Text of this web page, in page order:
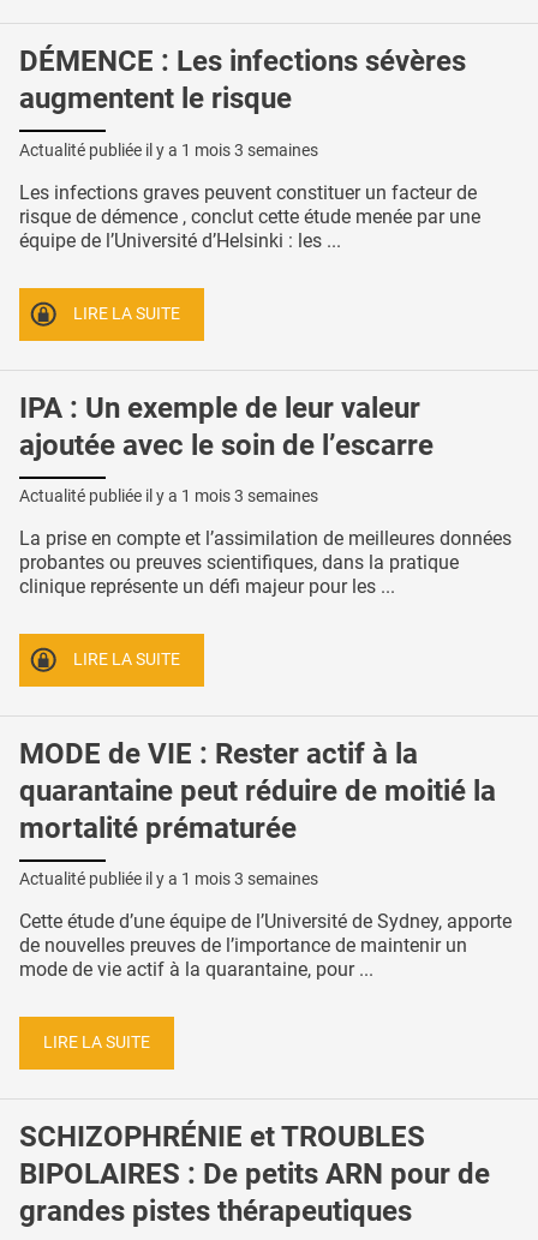
DÉMENCE : Les infections sévères
augmentent le risque
Actualité publiée il y a 1 mois 3 semaines
Les infections graves peuvent constituer un facteur de
risque de démence , conclut cette étude menée par une
équipe de l’Université d’Helsinki : les ...
LIRE LA SUITE
IPA : Un exemple de leur valeur
ajoutée avec le soin de l’escarre
Actualité publiée il y a 1 mois 3 semaines
La prise en compte et l’assimilation de meilleures données
probantes ou preuves scientifiques, dans la pratique
clinique représente un défi majeur pour les ...
LIRE LA SUITE
MODE de VIE : Rester actif à la
quarantaine peut réduire de moitié la
mortalité prématurée
Actualité publiée il y a 1 mois 3 semaines
Cette étude d’une équipe de l’Université de Sydney, apporte
de nouvelles preuves de l’importance de maintenir un
mode de vie actif à la quarantaine, pour ...
LIRE LA SUITE
SCHIZOPHRÉNIE et TROUBLES
BIPOLAIRES : De petits ARN pour de
grandes pistes thérapeutiques